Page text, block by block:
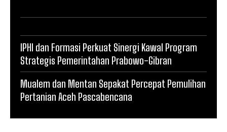
IPHI dan Formasi Perkuat Sinergi Kawal Program
Strategis Pemerintahan Prabowo-Gibran
Mualem dan Mentan Sepakat Percepat Pemulihan
Pertanian Aceh Pascabencana